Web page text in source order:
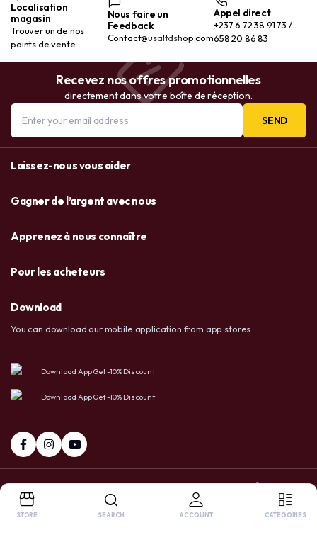
Localisation
magasin
Trouver un de nos
points de vente
Nous faire un
Feedback
Contact@usaltdshop.com
Appel direct
+237 6 72 38 91 73 /
658 20 86 83
Recevez nos offres promotionnelles
directement dans votre boîte de réception.
SEND
Laissez-nous vous aider
Gagner de l’argent avec nous
Apprenez à nous connaître
Pour les acheteurs
Download
You can download our mobile application from app stores
Download App Get -10% Discount
Download App Get -10% Discount
Whatsapp
STORE SEARCH ACCOUNT CATEGORIES